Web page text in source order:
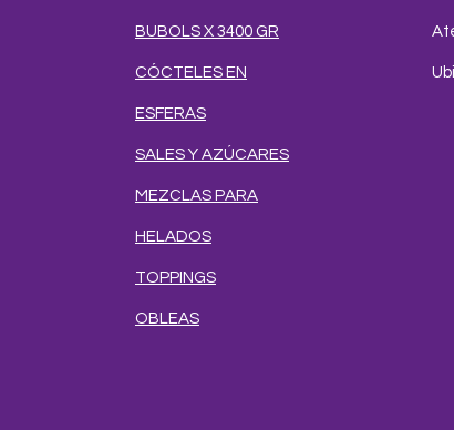
BUBOLS X 3400 GR
CÓCTELES EN
ESFERAS
SALES Y AZÚCARES
MEZCLAS PARA
HELADOS
TOPPINGS
OBLEAS